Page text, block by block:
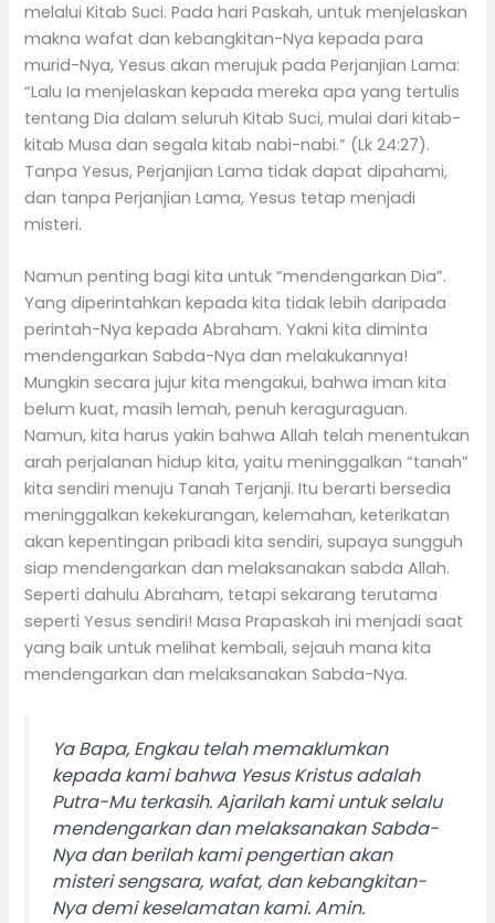
melalui Kitab Suci. Pada hari Paskah, untuk menjelaskan
makna wafat dan kebangkitan-Nya kepada para
murid-Nya, Yesus akan merujuk pada Perjanjian Lama:
“Lalu Ia menjelaskan kepada mereka apa yang tertulis
tentang Dia dalam seluruh Kitab Suci, mulai dari kitab-
kitab Musa dan segala kitab nabi-nabi.” (Lk 24:27).
Tanpa Yesus, Perjanjian Lama tidak dapat dipahami,
dan tanpa Perjanjian Lama, Yesus tetap menjadi
misteri.
Namun penting bagi kita untuk “mendengarkan Dia”.
Yang diperintahkan kepada kita tidak lebih daripada
perintah-Nya kepada Abraham. Yakni kita diminta
mendengarkan Sabda-Nya dan melakukannya!
Mungkin secara jujur kita mengakui, bahwa iman kita
belum kuat, masih lemah, penuh keraguraguan.
Namun, kita harus yakin bahwa Allah telah menentukan
arah perjalanan hidup kita, yaitu meninggalkan “tanah”
kita sendiri menuju Tanah Terjanji. Itu berarti bersedia
meninggalkan kekekurangan, kelemahan, keterikatan
akan kepentingan pribadi kita sendiri, supaya sungguh
siap mendengarkan dan melaksanakan sabda Allah.
Seperti dahulu Abraham, tetapi sekarang terutama
seperti Yesus sendiri! Masa Prapaskah ini menjadi saat
yang baik untuk melihat kembali, sejauh mana kita
mendengarkan dan melaksanakan Sabda-Nya.
Ya Bapa, Engkau telah memaklumkan
kepada kami bahwa Yesus Kristus adalah
Putra-Mu terkasih. Ajarilah kami untuk selalu
mendengarkan dan melaksanakan Sabda-
Nya dan berilah kami pengertian akan
misteri sengsara, wafat, dan kebangkitan-
Nya demi keselamatan kami. Amin.